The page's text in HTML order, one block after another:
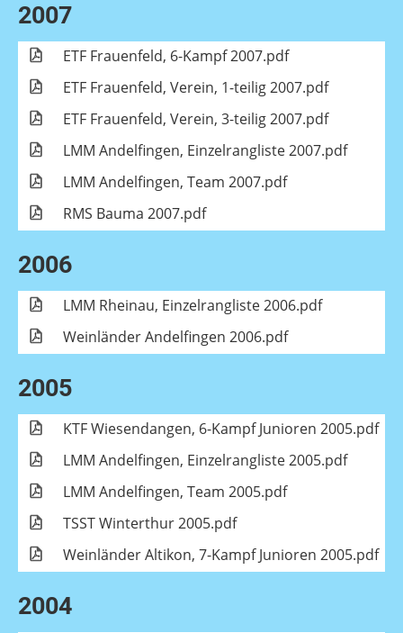
2007
ETF Frauenfeld, 6-Kampf 2007.pdf
ETF Frauenfeld, Verein, 1-teilig 2007.pdf
ETF Frauenfeld, Verein, 3-teilig 2007.pdf
LMM Andelfingen, Einzelrangliste 2007.pdf
LMM Andelfingen, Team 2007.pdf
RMS Bauma 2007.pdf
2006
LMM Rheinau, Einzelrangliste 2006.pdf
Weinländer Andelfingen 2006.pdf
2005
KTF Wiesendangen, 6-Kampf Junioren 2005.pdf
LMM Andelfingen, Einzelrangliste 2005.pdf
LMM Andelfingen, Team 2005.pdf
TSST Winterthur 2005.pdf
Weinländer Altikon, 7-Kampf Junioren 2005.pdf
2004